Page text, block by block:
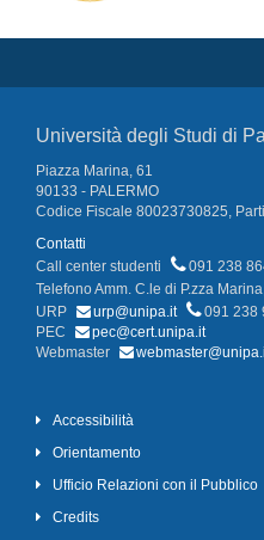
Università degli Studi di
Piazza Marina, 61
90133 - PALERMO
Codice Fiscale 80023730825,
Contatti
Call center studenti
091 238
Telefono Amm. C.le di P.zza
URP
urp@unipa.it
091 238
PEC
pec@cert.unipa.it
Webmaster
Accessibilità
Orientamento
Ufficio Relazioni con il Pubblico
Credits